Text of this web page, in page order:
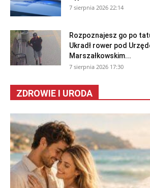
7 sierpnia 2026 22:14
Rozpoznajesz go po
Ukradł rower pod
Marszałkowskim...
7 sierpnia 2026 17:30
ZDROWIE I URODA